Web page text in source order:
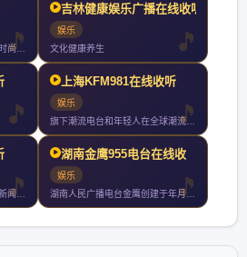
类型化的是一个锐意进取追求时尚品质的广播频率是昆明地区最具影
吉林健康娱乐广播在线收听
娱乐
文化健康养生
上海KFM981在线收听
娱乐
旗下潮流电台和年轻人在全球潮流文化里冲浪玩乐微博微信
将以聆听经典音乐掌握京津冀新闻动态为宗旨经典广播从广播出发融
湖南金鹰955电台在线收
娱乐
湖南人民广播电台金鹰创建于年月日是全国第一家由电视台湖南经视